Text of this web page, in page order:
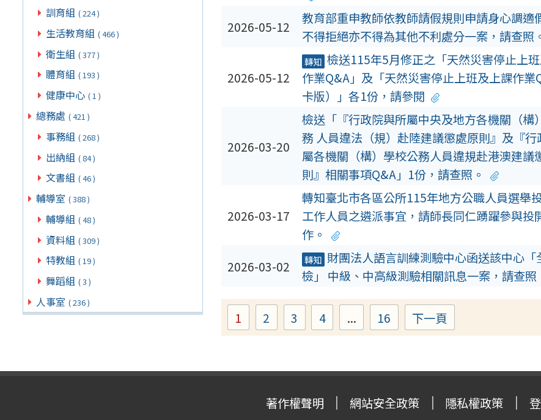
訓育組 ( 224 )
生活教育組 ( 466 )
衛生組 ( 377 )
體育組 ( 193 )
健康中心 ( 1 )
總務處 ( 421 )
事務組 ( 268 )
出納組 ( 84 )
文書組 ( 46 )
輔導室 ( 388 )
輔導組 ( 48 )
資料組 ( 309 )
特教組 ( 19 )
舞蹈組 ( 3 )
人事室 ( 236 )
2026-05-12
教育部重申教師依教師請假規則申請身心調適
不得拒絕亦不得為其他不利處分一案，請查照
2026-05-12
轉知 檢送115年5月修正之「天然災害停止上
作業Q&A」及「天然災害停止上班及上課作業
卡版）」各1份，請參閱
2026-03-20
檢送「『行政院與所屬中央及地方各機關（構
務 人員違法（規）赴陸建議懲處原則』及『行
屬各機關（構）學校公務人員違規赴港澳建議
則』相關事項Q&A」1份，請查照。
2026-03-17
轉知臺北市各區公所115年地方公職人員選舉
工作人員之遴派事宜，請師長同仁踴躍參與投
作。
2026-03-02 轉知 財團法人語言訓練測驗中心函送該中心「
檢」 中級、中高級測驗相關訊息一案，請查照
Page
1 Page
2 Page
3 Page
4 ... Page
16 下一頁
著作權聲明 網站安全政策 隱私權政策